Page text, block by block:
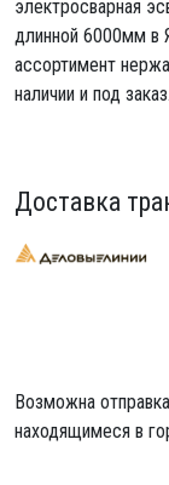
электросварная
длинной 6000мм в
ассортимент
наличии и под заказ.
Доставка
Возможна
находящимеся в